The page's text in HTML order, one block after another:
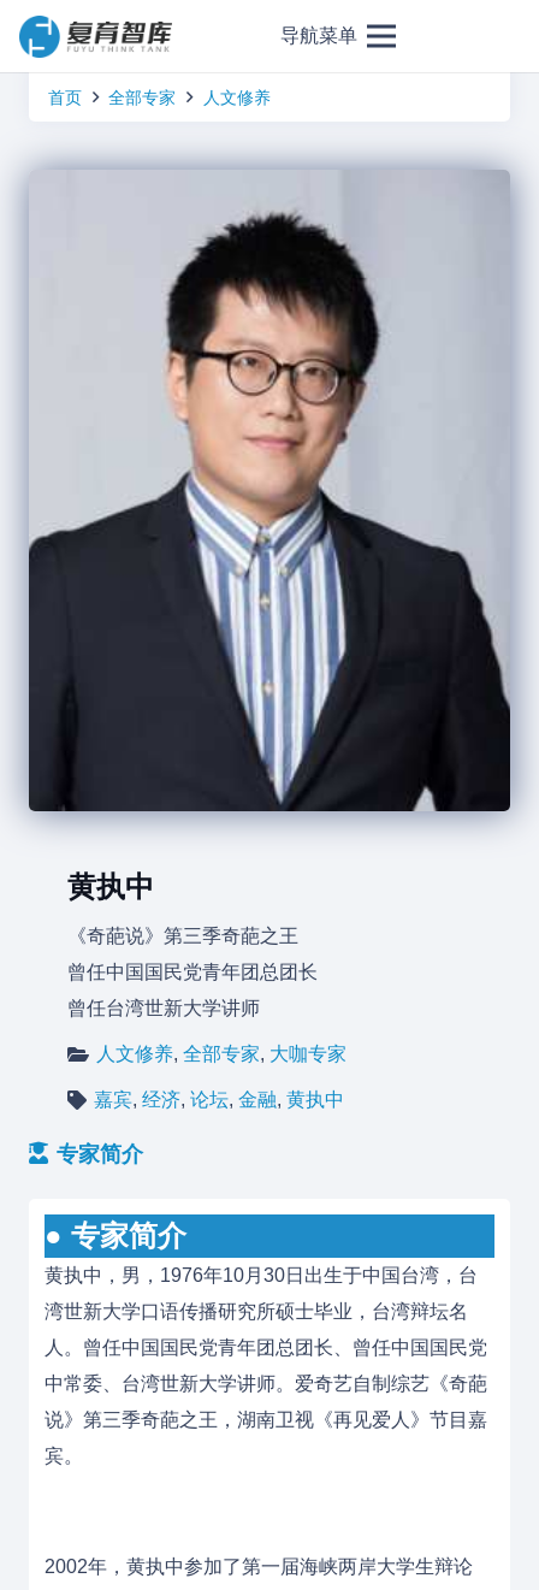
导航菜单
首页 全部专家 人文修养
黄执中
《奇葩说》第三季奇葩之王
曾任中国国民党青年团总团长
曾任台湾世新大学讲师
人文修养,全部专家, 大咖专家
嘉宾,经济,论坛,金融,黄执中
专家简介
● 专家简介
黄执中，男，1976年10月30日出生于中国台湾，台
湾世新大学口语传播研究所硕士毕业，台湾辩坛名
人。曾任中国国民党青年团总团长、曾任中国国民党
中常委、台湾世新大学讲师。爱奇艺自制综艺《奇葩
说》第三季奇葩之王，湖南卫视《再见爱人》节目嘉
宾。
2002年，黄执中参加了第一届海峡两岸大学生辩论